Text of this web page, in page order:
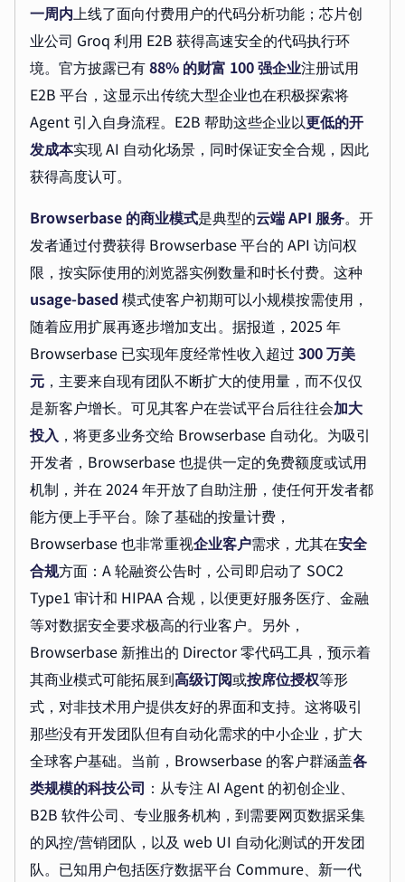
一周内 上线了面向付费用户的代码分析功能；芯片创
业公司 Groq 利用 E2B 获得高速安全的代码执行环
境。官方披露已有88% 的财富 100 强企业注册试用
E2B 平台，这显示出传统大型企业也在积极探索将
Agent 引入自身流程。E2B 帮助这些企业以更低的开
发成本实现 AI 自动化场景，同时保证安全合规，因此
获得高度认可。
Browserbase 的商业模式是典型的云端 API 服务。开
发者通过付费获得 Browserbase 平台的 API 访问权
限，按实际使用的浏览器实例数量和时长付费。这种
usage-based 模式使客户初期可以小规模按需使用，
随着应用扩展再逐步增加支出。据报道，2025 年
Browserbase 已实现年度经常性收入超过 300 万美
元 ，主要来自现有团队不断扩大的使用量，而不仅仅
是新客户增长。可见其客户在尝试平台后往往会加大
投入 ，将更多业务交给 Browserbase 自动化。为吸引
开发者，Browserbase 也提供一定的免费额度或试用
机制，并在 2024 年开放了自助注册，使任何开发者都
能方便上手平台。除了基础的按量计费，
Browserbase 也非常重视企业客户需求，尤其在安全
合规方面：A 轮融资公告时，公司即启动了 SOC2
Type1 审计和 HIPAA 合规，以便更好服务医疗、金融
等对数据安全要求极高的行业客户。另外，
Browserbase 新推出的 Director 零代码工具，预示着
其商业模式可能拓展到高级订阅或按席位授权等形
式，对非技术用户提供友好的界面和支持。这将吸引
那些没有开发团队但有自动化需求的中小企业，扩大
全球客户基础。当前，Browserbase 的客户群涵盖各
类规模的科技公司 ：从专注 AI Agent 的初创企业、
B2B 软件公司、专业服务机构，到需要网页数据采集
的风控/营销团队，以及 web UI 自动化测试的开发团
队。已知用户包括医疗数据平台 Commure、新一代